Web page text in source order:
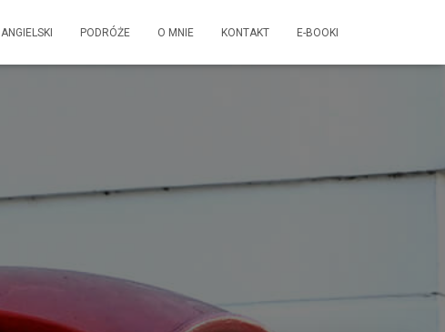
ANGIELSKI PODRÓŻE O MNIE KONTAKT E-BOOKI